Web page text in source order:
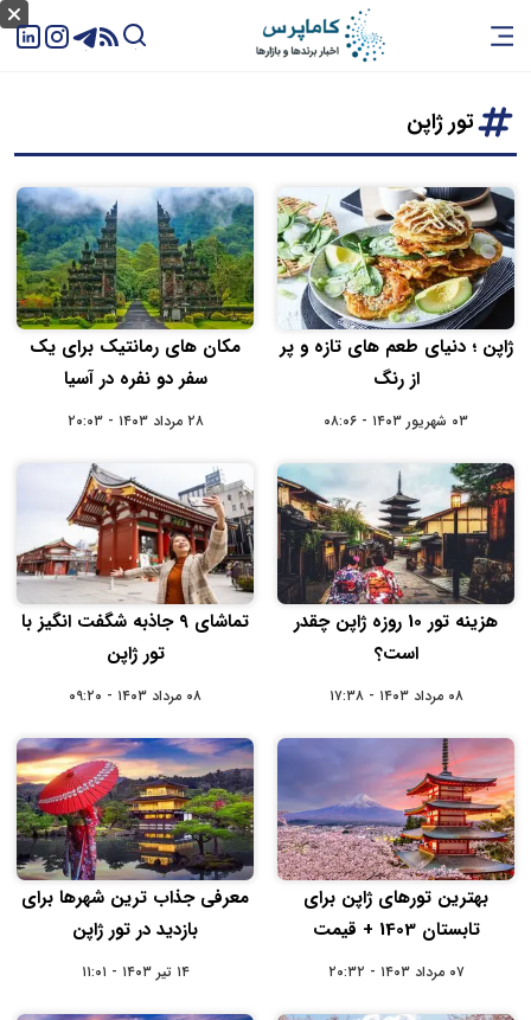
تور ژاپن
ژاپن ؛ دنیای طعم های تازه و پر
از رنگ
۰۳ شهریور ۱۴۰۳ - ۰۸:۰۶
مکان‌ های رمانتیک برای یک
سفر دو نفره در آسیا
۲۸ مرداد ۱۴۰۳ - ۲۰:۰۳
هزینه تور 10 روزه ژاپن چقدر
است؟
۰۸ مرداد ۱۴۰۳ - ۱۷:۳۸
تماشای ۹ جاذبه‌ شگفت‌ انگیز با
تور ژاپن
۰۸ مرداد ۱۴۰۳ - ۰۹:۲۰
بهترین تورهای ژاپن برای
تابستان 1403 + قیمت
۰۷ مرداد ۱۴۰۳ - ۲۰:۳۲
معرفی جذاب ترین شهرها برای
بازدید در تور ژاپن
۱۴ تیر ۱۴۰۳ - ۱۱:۰۱